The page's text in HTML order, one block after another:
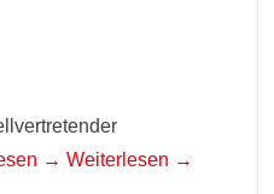
→ Weiterlesen →